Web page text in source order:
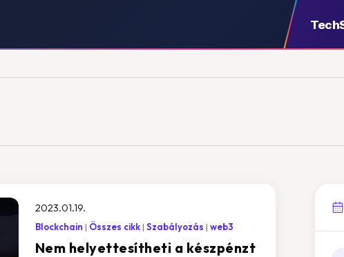
Nem helyettesítheti a készpénzt
2023.01.19.
Blockchain Összes cikk Szabályozás web3